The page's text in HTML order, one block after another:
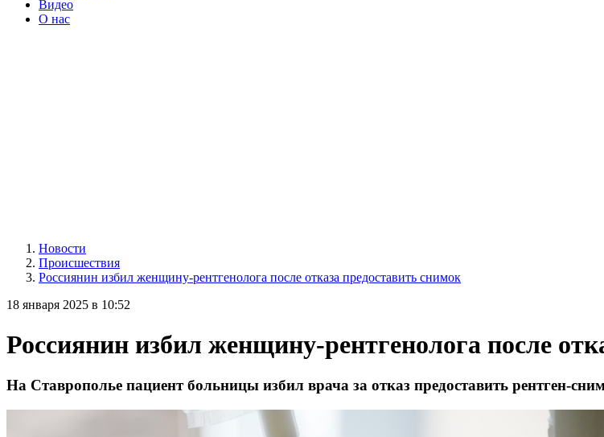
Видео
О нас
Новости
Происшествия
Россиянин избил женщину-рентгенолога после отказа предоставить снимок
18 января 2025 в 10:52
Россиянин избил женщину-рентгенолога после
На Ставрополье пациент больницы избил врача за отказ предоставить рентген-